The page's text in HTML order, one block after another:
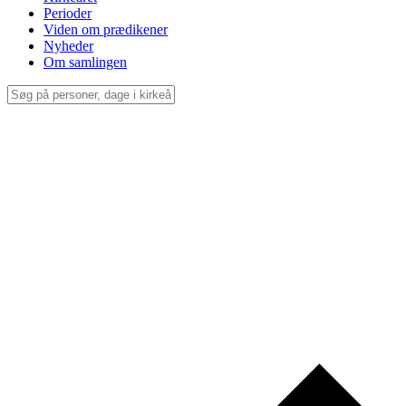
Perioder
Viden om prædikener
Nyheder
Om samlingen